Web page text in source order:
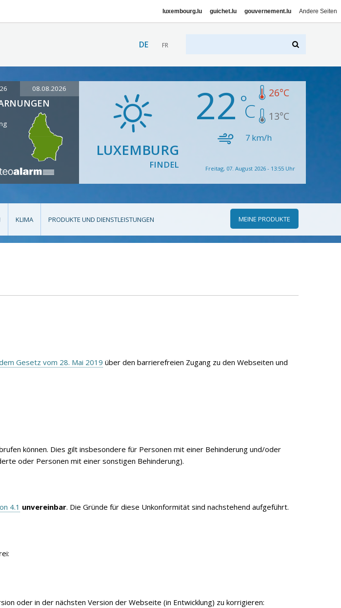
luxembourg.lu guichet.lu gouvernement.lu Andere Seiten
DE FR
08.08.2026
LUXEMBURG
FINDEL
22 26°C
13°C
7 km/h
Freitag, 07. August 2026 - 13:55 Uhr
KLIMA PRODUKTE UND DIENSTLEISTUNGEN MEINE PRODUKTE
Gesetz vom 28. Mai 2019 über den barrierefreien Zugang zu den Webseiten und
können. Dies gilt insbesondere für Personen mit einer Behinderung und/oder
oder Personen mit einer sonstigen Behinderung).
4.1 unvereinbar. Die Gründe für diese Unkonformität sind nachstehend aufgeführt.
oder in der nächsten Version der Webseite (in Entwicklung) zu korrigieren: